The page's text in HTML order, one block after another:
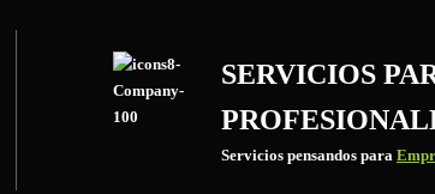
SERVICIOS
Servicios pensandos para